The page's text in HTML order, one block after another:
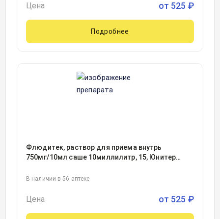
Цена от 525 ₽
Подробнее
Флюдитек, раствор для приема внутрь
750мг/10мл саше 10миллилитр, 15, Юнитер
Франция
В наличии в 56 аптеке
Цена от 525 ₽